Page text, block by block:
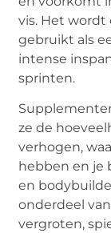
vis. Het wordt
gebruikt als
intense
sprinten.
ze de
verhogen,
hebben en je
en
onderdeel
vergroten,